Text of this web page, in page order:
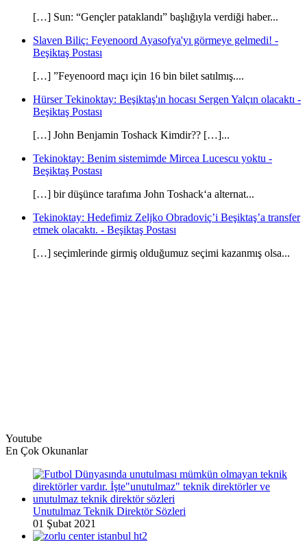
[…] Sun: “Gençler pataklandı” başlığıyla verdiği haber...
Slaven Biliç: Feyenoord Ayasofya'yı görmeye gelmedi! -
Beşiktaş Postası
[…] ”Feyenoord maçı için 16 bin bilet satılmış....
Hürser Tekinoktay: Beşiktaş'ın hocası Sergen Yalçın olacaktı -
Beşiktaş Postası
[…] John Benjamin Toshack Kimdir?? […]...
Tekinoktay: Benim sistemimde Mircea Lucescu yoktu -
Beşiktaş Postası
[…] bir düşünce tarafıma John Toshack‘a alternat...
Tekinoktay: Hedefimiz Zeljko Obradoviç’i Beşiktaş’a transfer
etmek olacaktı. - Beşiktaş Postası
[…] seçimlerinde girmiş olduğumuz seçimi kazanmış olsa...
Youtube
En Çok Okunanlar
Unutulmaz Teknik Direktör Sözleri
01 Şubat 2021